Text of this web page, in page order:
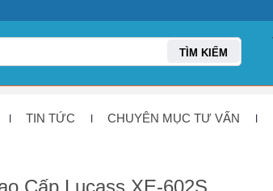
TÌM KIẾM
TIN TỨC CHUYÊN MỤC TƯ VẤN
Cấp Lucass XE-602S